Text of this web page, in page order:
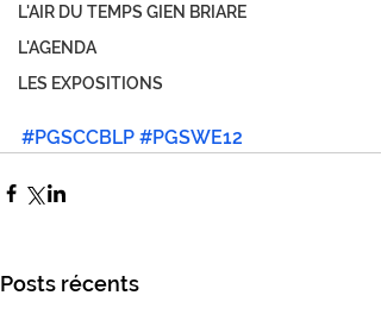
L'AIR DU TEMPS GIEN BRIARE
L'AGENDA
LES EXPOSITIONS
#PGSCCBLP #PGSWE12
Posts récents